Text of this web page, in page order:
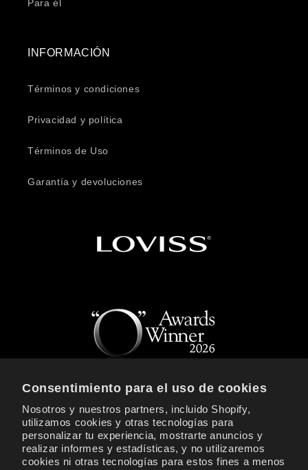
Consentimiento para el uso de cookies
Nosotros y nuestros partners, incluido Shopify,
utilizamos cookies y otras tecnologías para
personalizar tu experiencia, mostrarte anuncios y
realizar informes y estadísticas, y no utilizaremos
cookies ni otras tecnologías para estos fines a menos
Para él
INFORMACIÓN
Términos y condiciones
Privacidad y política
Términos de Uso
Garantía y devoluciones
REGÍSTRATE PARA RECIBIR NOTICIAS Y
OFERTAS EXCLUSIVAS DE LOVISS
Correo electrónico